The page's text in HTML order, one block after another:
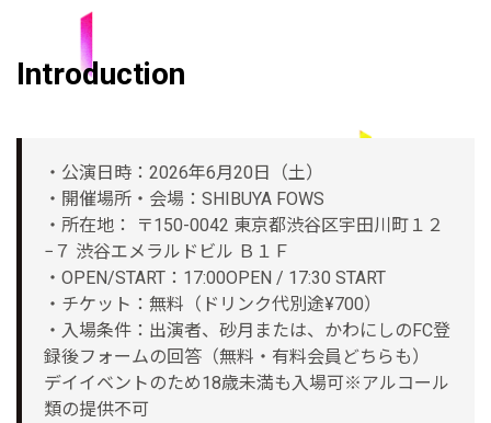
Introduction
・公演日時：2026年6月20日（土）
・開催場所・会場：SHIBUYA FOWS
・所在地： 〒150-0042 東京都渋谷区宇田川町１２
−７ 渋谷エメラルドビル Ｂ１Ｆ
・OPEN/START：17:00OPEN / 17:30 START
・チケット：無料（ドリンク代別途¥700）
・入場条件：出演者、砂月または、かわにしのFC登
録後フォームの回答（無料・有料会員どちらも）
デイイベントのため18歳未満も入場可※アルコール
類の提供不可